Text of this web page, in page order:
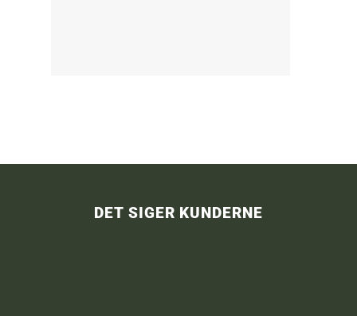
DET SIGER KUNDERNE